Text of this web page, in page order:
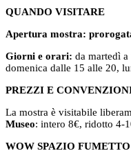
QUANDO VISITARE
Apertura mostra:
Giorni e orari: da martedì
domenica dalle 15 alle 20,
PREZZI E
La mostra è visitabile
Museo: intero 8€, ridotto 4-
WOW SPAZIO